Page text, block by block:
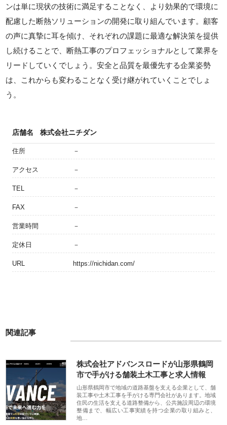
ンは単に現状の技術に満足することなく、より効果的で環境に
配慮した断熱ソリューションの開発に取り組んでいます。顧客
の声に真摯に耳を傾け、それぞれの課題に最適な解決策を提供
し続けることで、断熱工事のプロフェッショナルとして業界を
リードしていくでしょう。安全と品質を最優先する企業姿勢
は、これからも変わることなく受け継がれていくことでしょ
う。
店舗名 株式会社ニチダン
住所 －
アクセス －
TEL －
FAX －
営業時間 －
定休日 －
URL https://nichidan.com/
関連記事
株式会社アドバンスロードが山形県鶴岡
市で手がける舗装土木工事と求人情報
山形県鶴岡市で地域の道路基盤を支える企業として、舗
装工事や土木工事を手がける専門会社があります。地域
住民の生活を支える道路整備から、公共施設周辺の環境
整備まで、幅広い工事実績を持つ企業の取り組みと、
地…